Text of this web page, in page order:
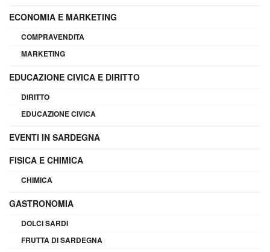
ECONOMIA E MARKETING
COMPRAVENDITA
MARKETING
EDUCAZIONE CIVICA E DIRITTO
DIRITTO
EDUCAZIONE CIVICA
EVENTI IN SARDEGNA
FISICA E CHIMICA
CHIMICA
GASTRONOMIA
DOLCI SARDI
FRUTTA DI SARDEGNA